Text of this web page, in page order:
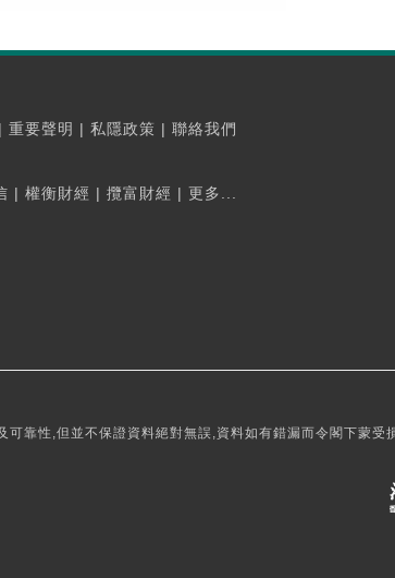
| 重要聲明 | 私隱政策 | 聯絡我們
| 權衡財經 | 攬富財經 | 更多...
靠性,但並不保證資料絕對無誤,資料如有錯漏而令閣下蒙受